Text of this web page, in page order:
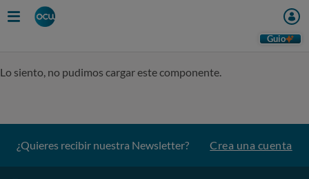
Guio
Lo siento, no pudimos cargar este componente.
¿Quieres recibir nuestra Newsletter? Crea una cuenta